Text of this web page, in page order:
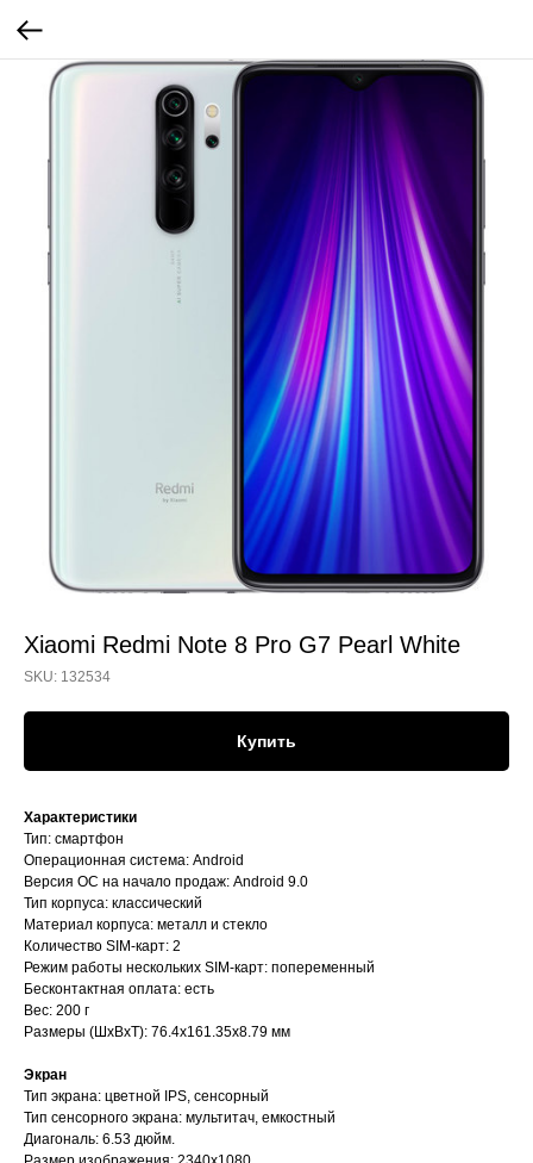
Xiaomi Redmi Note 8 Pro G7 Pearl White
SKU: 132534
Купить
Характеристики
Тип: смартфон
Операционная система: Android
Версия ОС на начало продаж: Android 9.0
Тип корпуса: классический
Материал корпуса: металл и стекло
Количество SIM-карт: 2
Режим работы нескольких SIM-карт: попеременный
Бесконтактная оплата: есть
Вес: 200 г
Размеры (ШxВxТ): 76.4x161.35x8.79 мм
Экран
Тип экрана: цветной IPS, сенсорный
Тип сенсорного экрана: мультитач, емкостный
Диагональ: 6.53 дюйм.